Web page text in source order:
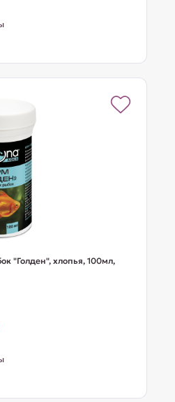
"Голден", хлопья, 100мл,